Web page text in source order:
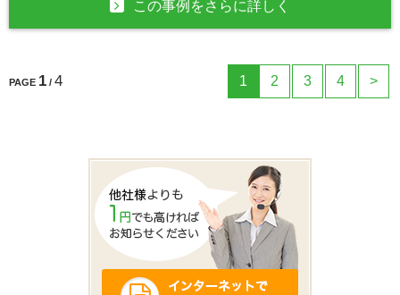
この事例をさらに詳しく
PAGE 1 / 4 1 2 3 4 >